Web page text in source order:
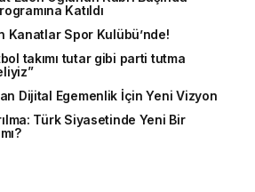
Katıldı
Kanatlar Spor Kulübü’nde!
takımı tutar gibi parti tutma
Dijital Egemenlik İçin Yeni Vizyon
Türk Siyasetinde Yeni Bir